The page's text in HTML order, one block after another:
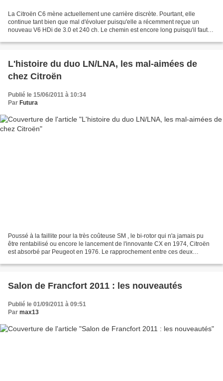
La Citroën C6 mène actuellement une carrière discrète. Pourtant, elle
continue tant bien que mal d'évoluer puisqu'elle a récemment reçue un
nouveau V6 HDi de 3.0 et 240 ch. Le chemin est encore long puisqu'il faut
L'histoire du duo LN/LNA, les mal-aimées de
chez Citroën
Publié le 15/06/2011 à 10:34
Par Futura
Poussé à la faillite pour la très coûteuse SM , le bi-rotor qui n'a jamais pu
être rentabilisé ou encore le lancement de l'innovante CX en 1974, Citroën
est absorbé par Peugeot en 1976. Le rapprochement entre ces deux
Salon de Francfort 2011 : les nouveautés
Publié le 01/09/2011 à 09:51
Par max13